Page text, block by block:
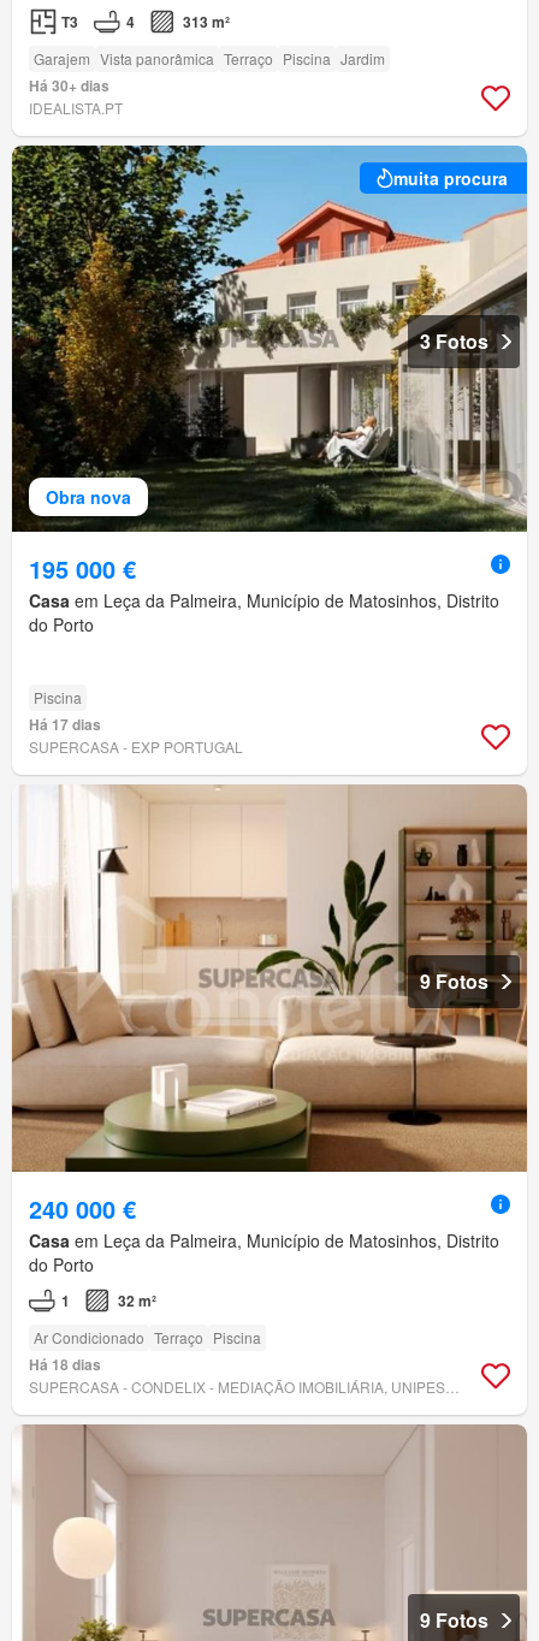
T3 4 313 m²
Garajem Vista panorâmica Terraço Piscina Jardim
Há 30+ dias
IDEALISTA.PT
Obra nova
muita procura
3 Fotos
195 000 €
Casa em Leça da Palmeira, Município de Matosinhos, Distrito
do Porto
Piscina
Há 17 dias
SUPERCASA - EXP PORTUGAL
9 Fotos
240 000 €
Casa em Leça da Palmeira, Município de Matosinhos, Distrito
do Porto
1 32 m²
Ar Condicionado Terraço Piscina
Há 18 dias
9 Fotos